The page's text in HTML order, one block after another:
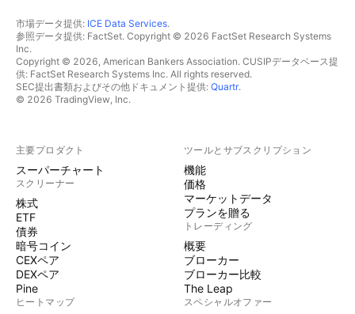
市場データ提供: ICE Data Services.
参照データ提供: FactSet. Copyright © 2026 FactSet Research Systems
Inc.
Copyright © 2026, American Bankers Association. CUSIPデータベース提
供: FactSet Research Systems Inc. All rights reserved.
SEC提出書類およびその他ドキュメント提供: Quartr.
© 2026 TradingView, Inc.
主要プロダクト
スーパーチャート
スクリーナー
株式
ETF
債券
暗号コイン
CEXペア
DEXペア
Pine
ヒートマップ
ツールとサブスクリプション
機能
価格
マーケットデータ
プランを贈る
トレーディング
概要
ブローカー
ブローカー比較
The Leap
スペシャルオファー